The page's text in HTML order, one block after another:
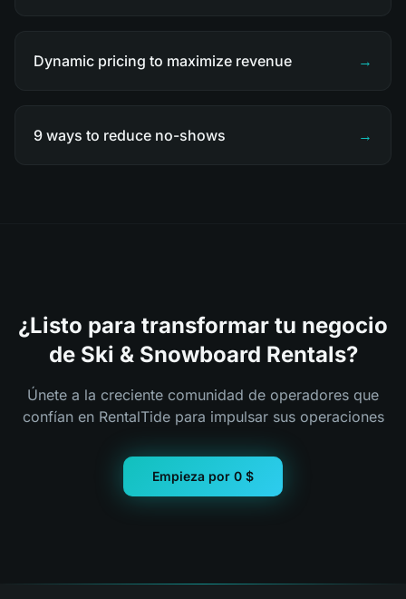
Dynamic pricing to maximize revenue →
9 ways to reduce no-shows →
¿Listo para transformar tu negocio
de Ski & Snowboard Rentals?
Únete a la creciente comunidad de operadores que
confían en RentalTide para impulsar sus operaciones
Empieza por 0 $